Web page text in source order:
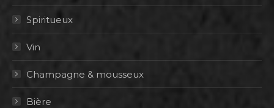
Spiritueux
Vin
Champagne & mousseux
Bière